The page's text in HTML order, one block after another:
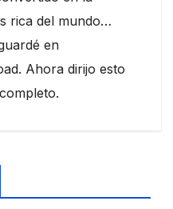
rica del mundo…
en
Ahora dirijo esto